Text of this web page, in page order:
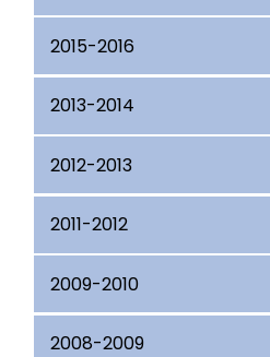
2015-2016
2013-2014
2012-2013
2011-2012
2009-2010
2008-2009